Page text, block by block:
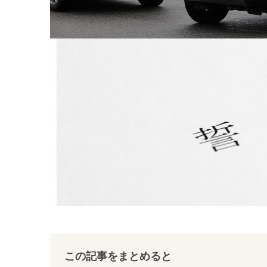
この記事をまとめると